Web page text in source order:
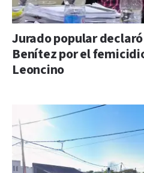
Jurado popular
Benítez por el
Leoncino